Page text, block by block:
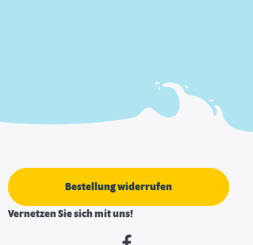
Bestellung widerrufen
Vernetzen Sie sich mit uns!